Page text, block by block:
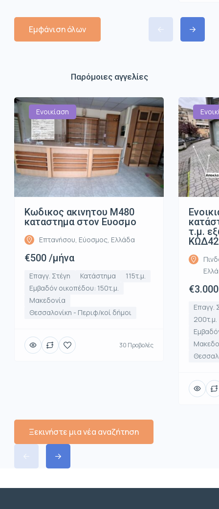
Εμφάνιση όλων
Παρόμοιες αγγελίες
Ενοικίαση
Κωδικος ακινητου Μ480
καταστημα στον Ευοσμο
Επτανήσου, Εύοσμος, Ελλάδα
€500 /μήνα
Επαγγ. Στέγη Κατάστημα
115τ.μ.
Εμβαδόν οικοπέδου: 150τ.μ.
Μακεδονία
Θεσσαλονίκη - Περιφ/κοί δήμοι
30 Προβολές
τ.μ.
Επαγγ.
200τ.μ.
Ξεκινήστε μια νέα αναζήτηση